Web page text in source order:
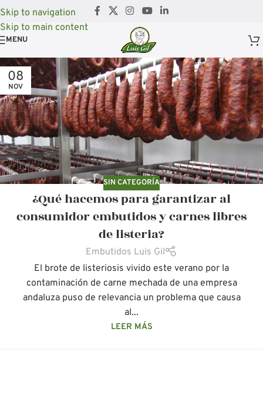
Skip to navigation
Skip to main content
MENU
08
NOV
SIN CATEGORÍA
¿Qué hacemos para garantizar al
consumidor embutidos y carnes libres
de listeria?
Embutidos Luis Gil
El brote de listeriosis vivido este verano por la
contaminación de carne mechada de una empresa
andaluza puso de relevancia un problema que causa
al...
LEER MÁS